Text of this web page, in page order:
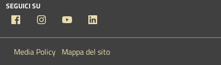
SEGUICI SU
Facebook Instagram YouTube
Media Policy Mappa del sito